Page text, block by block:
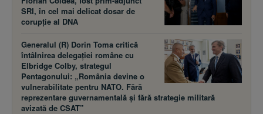
SRI, în cel mai delicat dosar de
corupție al DNA
Generalul (R) Dorin Toma critică
întâlnirea delegației române cu
Elbridge Colby, strategul
Pentagonului: „România devine o
vulnerabilitate pentru NATO. Fără
reprezentare guvernamentală și fără strategie militară
avizată de CSAT”